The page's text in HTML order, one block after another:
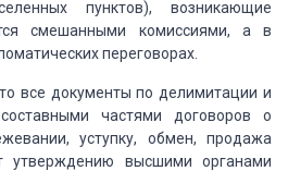
пунктов), возникающие
смешанными комиссиями, а в
переговорах.
все документы по делимитации и
частями договоров о
уступку, обмен, продажа
утверждению высшими органами